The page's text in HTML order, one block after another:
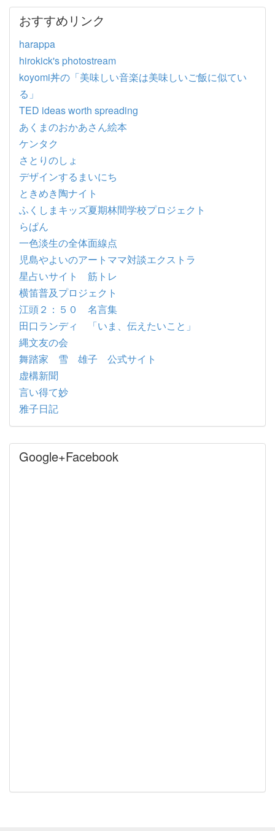
おすすめリンク
harappa
hirokick's photostream
koyomi丼の「美味しい音楽は美味しいご飯に似てい
る」
TED ideas worth spreading
あくまのおかあさん絵本
ケンタク
さとりのしょ
デザインするまいにち
ときめき陶ナイト
ふくしまキッズ夏期林間学校プロジェクト
らぱん
一色淡生の全体面線点
児島やよいのアートママ対談エクストラ
星占いサイト 筋トレ
横笛普及プロジェクト
江頭２：５０ 名言集
田口ランディ 「いま、伝えたいこと」
縄文友の会
舞踏家 雪 雄子 公式サイト
虚構新聞
言い得て妙
雅子日記
Google+Facebook